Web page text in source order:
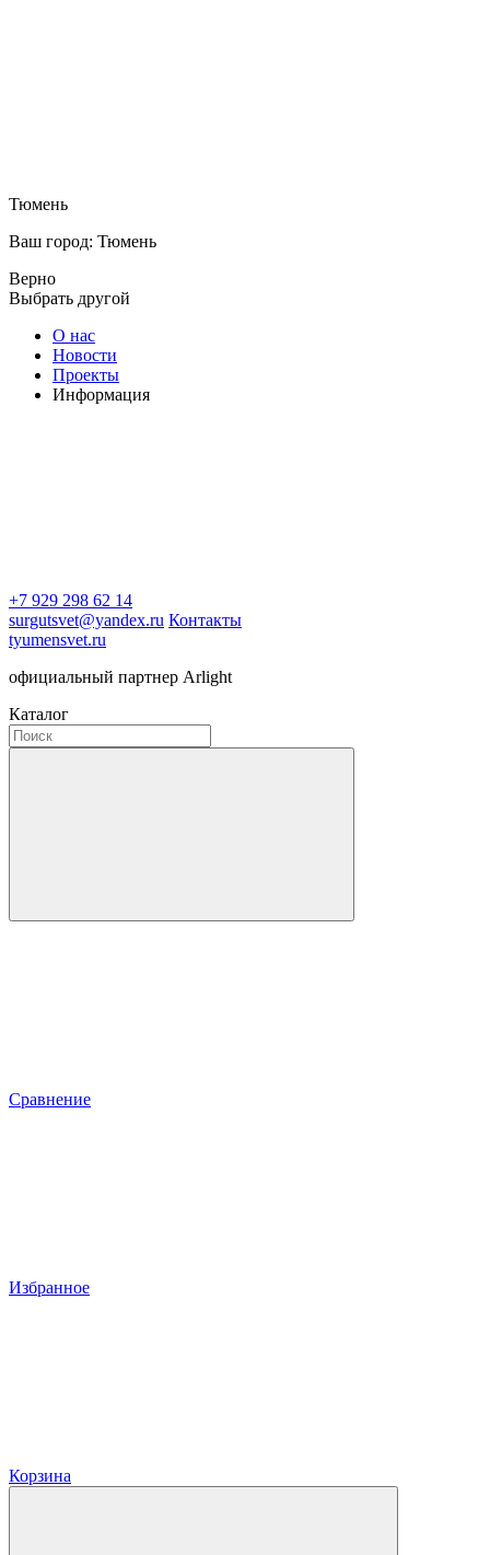
Тюмень
Ваш город: Тюмень
Верно
Выбрать другой
О нас
Новости
Проекты
Информация
+7 929 298 62 14
surgutsvet@yandex.ru Контакты
tyumensvet.ru
официальный партнер Arlight
Каталог
Сравнение
Избранное
Корзина